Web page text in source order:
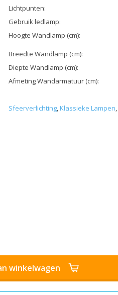
Lichtpunten:
Gebruik ledlamp:
Hoogte Wandlamp (cm):
Breedte Wandlamp (cm):
Diepte Wandlamp (cm):
Afmeting Wandarmatuur (cm):
Sfeerverlichting,Klassieke Lampen,
winkelwagen